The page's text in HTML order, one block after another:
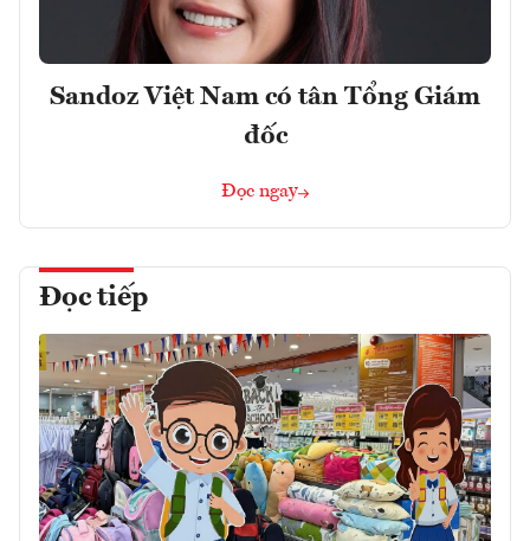
Sandoz Việt Nam có tân Tổng Giám
đốc
Đọc ngay
Đọc tiếp